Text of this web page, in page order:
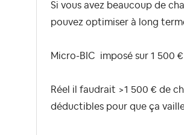
Si vous avez beaucoup de
pouvez optimiser à long
Micro-BIC imposé sur 1 500 €
Réel il faudrait >1 500 € de
déductibles pour que ça